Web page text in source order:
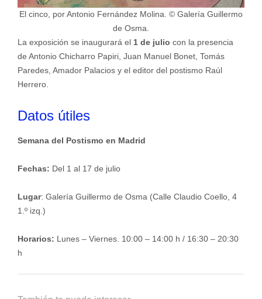
El cinco, por Antonio Fernández Molina. © Galería Guillermo
de Osma.
La exposición se inaugurará el1 de julio con la presencia
de Antonio Chicharro Papiri, Juan Manuel Bonet, Tomás
Paredes, Amador Palacios y el editor del postismo Raúl
Herrero.
Datos útiles
Semana del Postismo en Madrid
Fechas: Del 1 al 17 de julio
Lugar: Galería Guillermo de Osma (Calle Claudio Coello, 4
1.º izq.)
Horarios: Lunes – Viernes. 10:00 – 14:00 h / 16:30 – 20:30
h